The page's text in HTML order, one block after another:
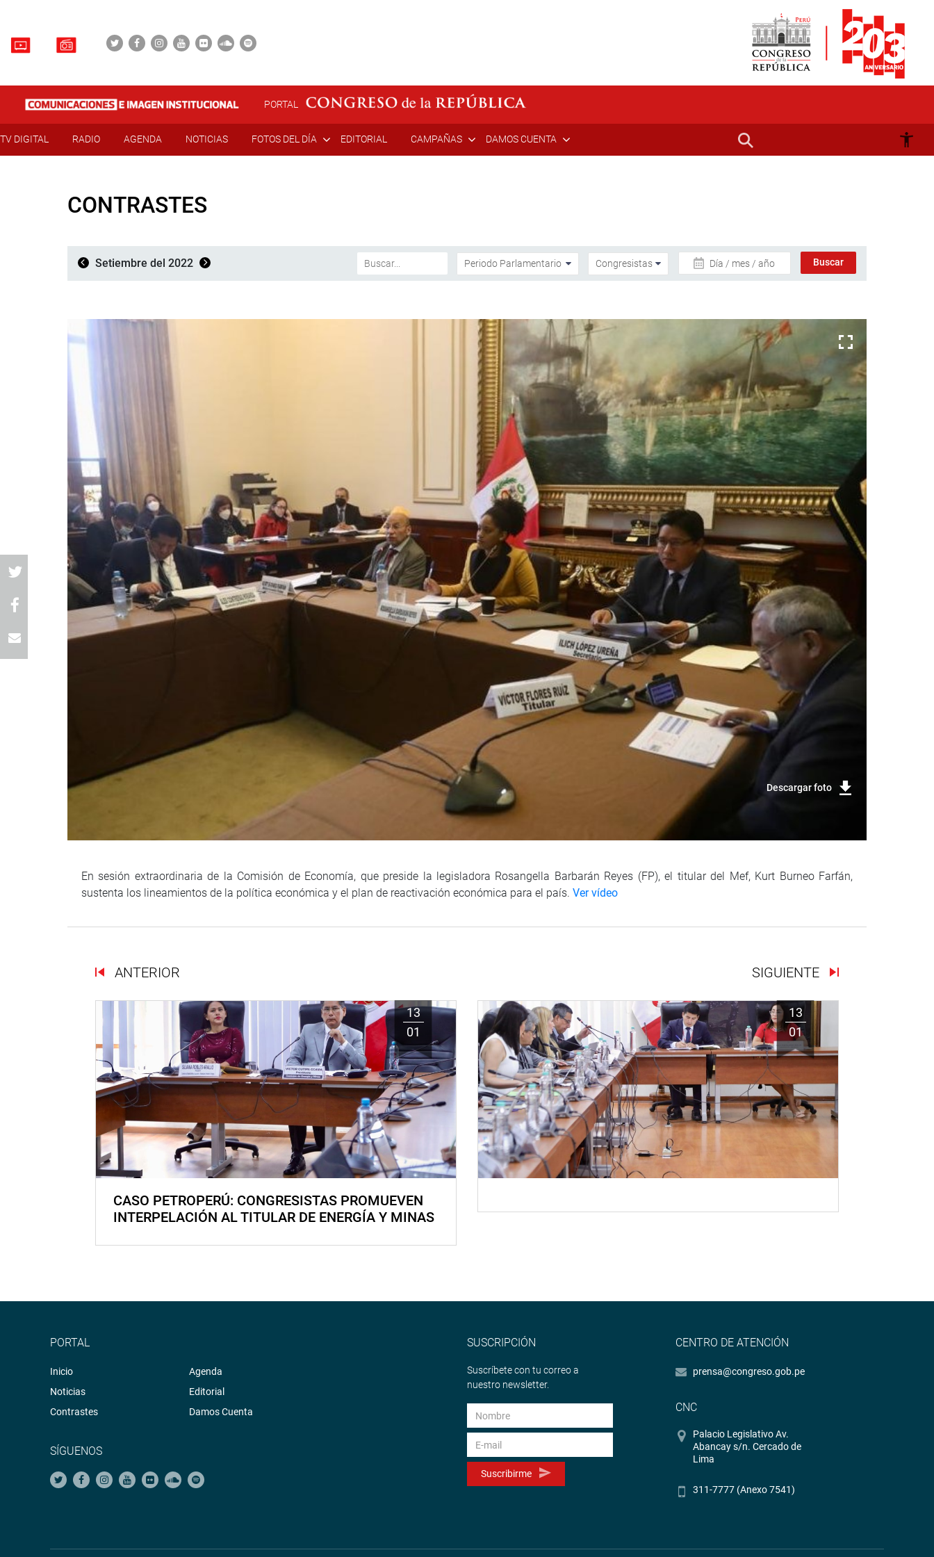
PORTAL
TV DIGITAL RADIO AGENDA NOTICIAS FOTOS DEL DÍA EDITORIAL CAMPAÑAS DAMOS CUENTA
CONTRASTES
Setiembre del 2022 Día / mes / año
Descargar foto
En sesión extraordinaria de la Comisión de Economía, que preside la legisladora Rosangella Barbarán Reyes (FP), el titular del Mef, Kurt Burneo Farfán,
sustenta los lineamientos de la política económica y el plan de reactivación económica para el país. Ver vídeo
ANTERIOR SIGUIENTE
13
01
CASO PETROPERÚ: CONGRESISTAS PROMUEVEN
INTERPELACIÓN AL TITULAR DE ENERGÍA Y MINAS
13
01
PORTAL
Inicio
Noticias
Contrastes
Agenda
Editorial
Damos Cuenta
SÍGUENOS
SUSCRIPCIÓN
Suscríbete con tu correo a
nuestro newsletter.
Suscribirme
CENTRO DE ATENCIÓN
prensa@congreso.gob.pe
CNC
Palacio Legislativo Av.
Abancay s/n. Cercado de
Lima
311-7777 (Anexo 7541)